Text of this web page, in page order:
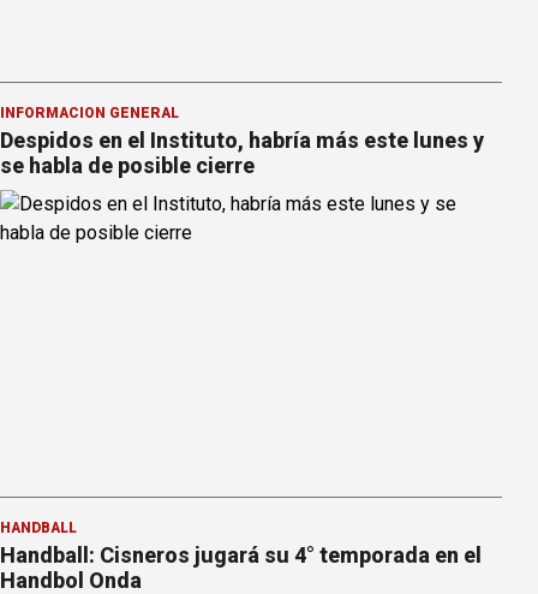
INFORMACION GENERAL
Despidos en el Instituto, habría más este lunes y
se habla de posible cierre
HANDBALL
Handball: Cisneros jugará su 4° temporada en el
Handbol Onda